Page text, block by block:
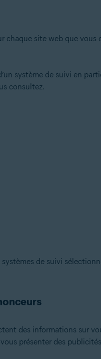
chaque site web que
système de suivi en
consultez.
de suivi
des informations sur
présenter des